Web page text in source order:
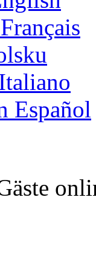
Español